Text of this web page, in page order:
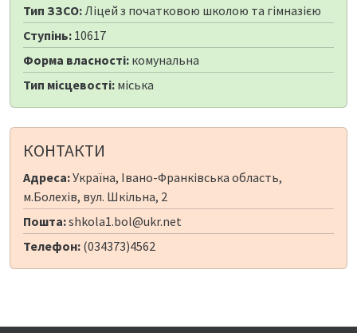
Тип ЗЗСО:Ліцей з початковою школою та гімназією
Ступінь: 10617
Форма власності: комунальна
Тип місцевості: міська
КОНТАКТИ
Адреса:Україна, Івано-Франківська область,
м.Болехів, вул. Шкільна, 2
Пошта:shkola1.bol@ukr.net
Телефон: (034373)4562